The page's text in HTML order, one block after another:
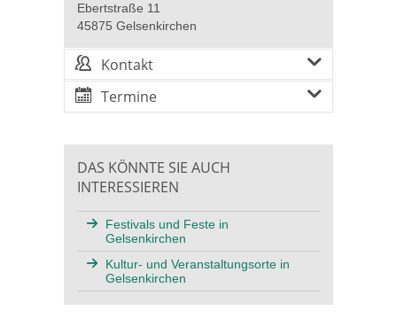
Ebertstraße 11
45875 Gelsenkirchen
Kontakt
Termine
DAS KÖNNTE SIE AUCH
INTERESSIEREN
Festivals und Feste in
Gelsenkirchen
Kultur- und Veranstaltungsorte in
Gelsenkirchen